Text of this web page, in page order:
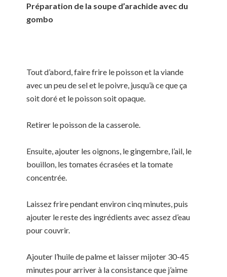
Préparation de la soupe d’arachide avec du
gombo
Tout d’abord, faire frire le poisson et la viande
avec un peu de sel et le poivre, jusqu’à ce que ça
soit doré et le poisson soit opaque.
Retirer le poisson de la casserole.
Ensuite, ajouter les oignons, le gingembre, l’ail, le
bouillon, les tomates écrasées et la tomate
concentrée.
Laissez frire pendant environ cinq minutes, puis
ajouter le reste des ingrédients avec assez d’eau
pour couvrir.
Ajouter l’huile de palme et laisser mijoter 30-45
minutes pour arriver à la consistance que j’aime